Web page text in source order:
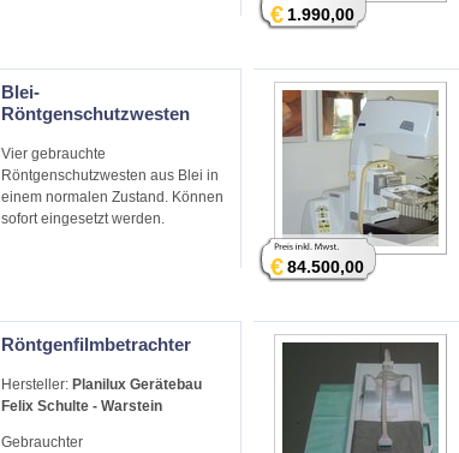
€1.990,00
Blei-
Röntgenschutzwesten
Vier gebrauchte
Röntgenschutzwesten aus Blei in
einem normalen Zustand. Können
sofort eingesetzt werden.
€84.500,00
Röntgenfilmbetrachter
Hersteller: Planilux Gerätebau
Felix Schulte - Warstein
Gebrauchter